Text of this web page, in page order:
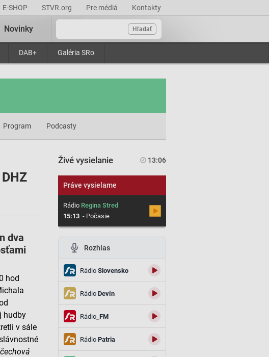
E-SHOP STVR.org Pre médiá Kontakty
Hľadať
DAB+ Galéria SRo
Novinky
Program Podcasty
dva
hod
hudby
v sále
Živé vysielanie 13:06
Práve vysielame
RádioRegina Stred
15:13 - Počasie
Rozhlas
RádioSlovensko
RádioDevín
Rádio_FM
RádioPatria